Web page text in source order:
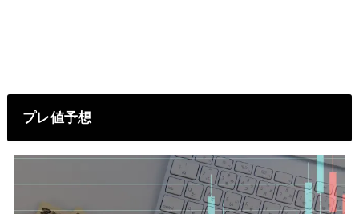
プレ値予想